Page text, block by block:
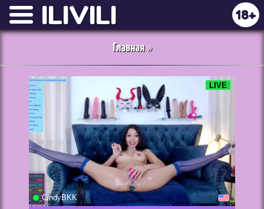
ILIVILI 18+
Главная»